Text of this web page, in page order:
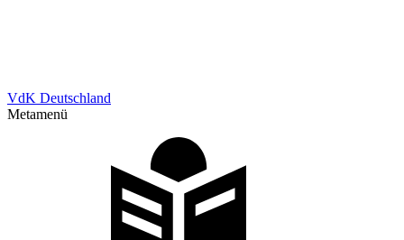
VdK Deutschland
Metamenü